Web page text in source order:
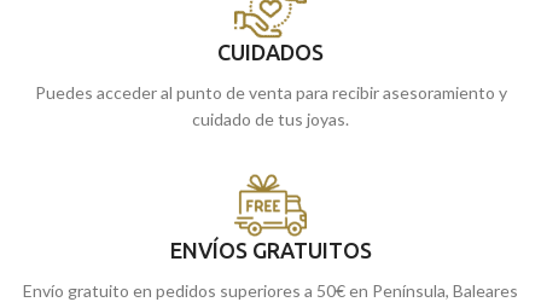
CUIDADOS
Puedes acceder al punto de venta para recibir asesoramiento y
cuidado de tus joyas.
ENVÍOS GRATUITOS
Envío gratuito en pedidos superiores a 50€ en Península, Baleares